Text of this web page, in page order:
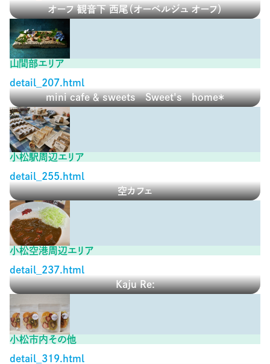
オーフ 観音下 西尾（オーベルジュ オーフ）
山間部エリア
detail_207.html
mini cafe ＆ sweets Sweet's home＊
小松駅周辺エリア
detail_255.html
空カフェ
小松空港周辺エリア
detail_237.html
Kaju Re:
小松市内その他
detail_319.html